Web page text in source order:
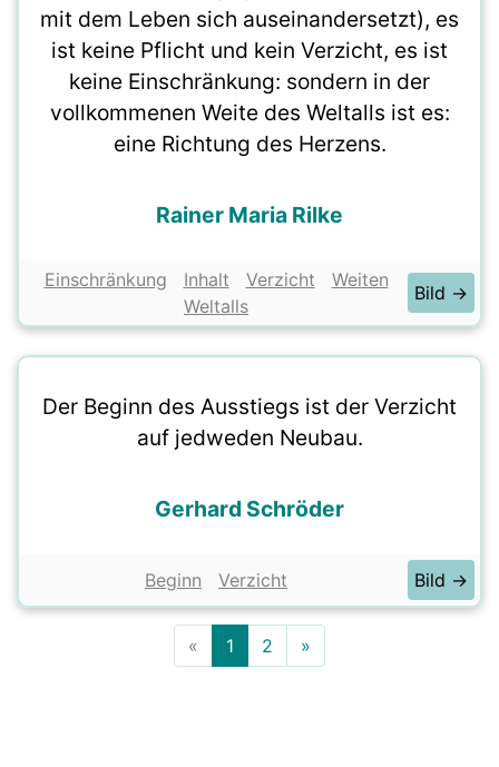
mit dem Leben sich auseinandersetzt), es
ist keine Pflicht und kein Verzicht, es ist
keine Einschränkung: sondern in der
vollkommenen Weite des Weltalls ist es:
eine Richtung des Herzens.
Rainer Maria Rilke
Einschränkung Inhalt Verzicht
Weiten
Weltalls
Bild →
Der Beginn des Ausstiegs ist der Verzicht
auf jedweden Neubau.
Gerhard Schröder
Beginn Verzicht Bild →
« 1 2 »